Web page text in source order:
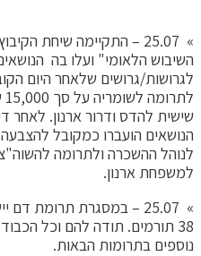
» 25.07 – התקיימה שיחת
שישית להדס ודרור ארנון. לאחר
הנושאים הועברו כמקובל
לנוהל ההשכרה ולתרומה
למשפחת ארנון.
» 25.07 – במסגרת תרומת
38 תורמים. תודה להם וכל
נוספים בתרומות הבאות.